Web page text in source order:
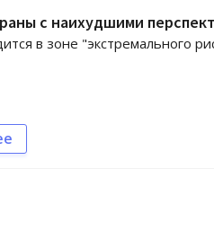
с наихудшими
в зоне "экстремального